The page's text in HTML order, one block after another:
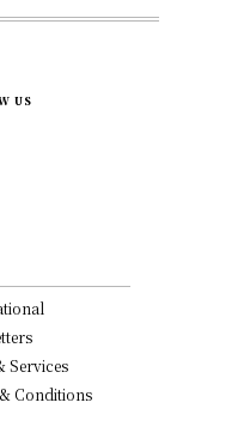
US
Services
Conditions